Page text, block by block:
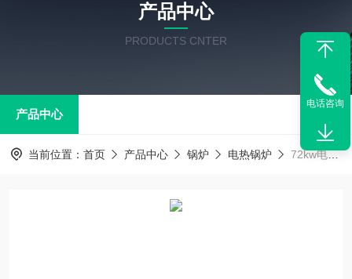
产品中心
PRODUCTS CNTER
产品中心
当前位置： 首页 产品中心 锅炉 电热锅炉 72kw电热水锅炉
电话咨询